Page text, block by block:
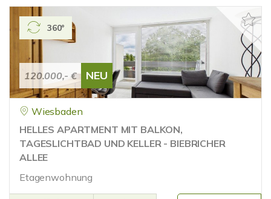
120.000,- € NEU
360°
Wiesbaden
HELLES APARTMENT MIT BALKON,
TAGESLICHTBAD UND KELLER - BIEBRICHER
ALLEE
Etagenwohnung